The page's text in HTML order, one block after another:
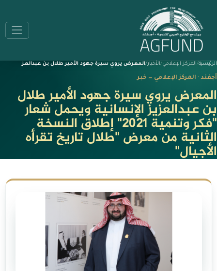
الرئيسية المركز الإعلامي الأخبار المعرض يروي سيرة جهود الأمير طلال بن عبدالعز
أجفند · المركز الإعلامي — خبر
المعرض يروي سيرة جهود الأمير طلال
بن عبدالعزيز الإنسانية ويحمل شعار
"فكر وتنمية 2021" إطلاق النسخة
الثانية من معرض "طلال تاريخ تقرأه
الأجيال"